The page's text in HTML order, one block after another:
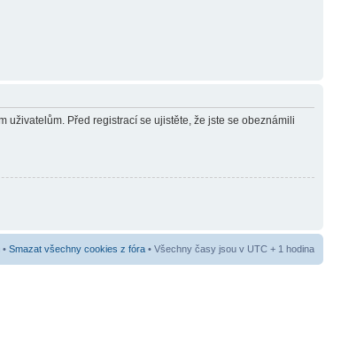
uživatelům. Před registrací se ujistěte, že jste se obeznámili
• Smazat všechny cookies z fóra • Všechny časy jsou v UTC + 1 hodina